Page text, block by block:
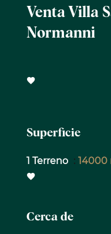
Venta Villa
Normanni
Superficie
1 Terreno 14000
Cerca de